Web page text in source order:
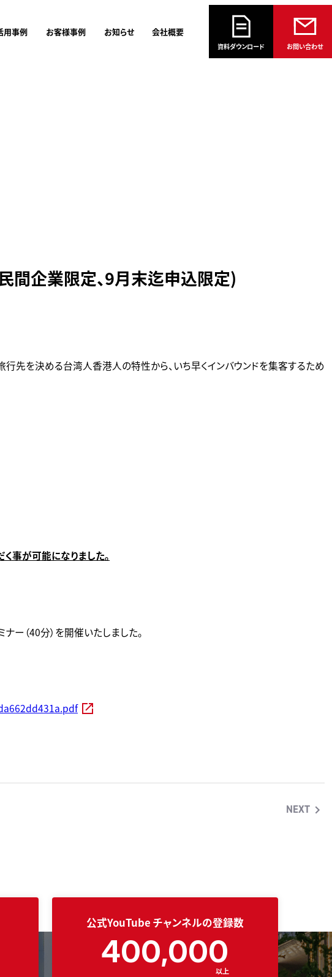
用事例 お客様事例 お知らせ 会社概要
資料ダウンロード お問い合わせ
間企業限定、9月末迄申込限定)
先を決める台湾人香港人の特性から、いち早くインバウンドを集客するため
事が可能になりました。
ー（40分）を開催いたしました。
NEXT
公式YouTube チャンネルの登録数
400,000
以上